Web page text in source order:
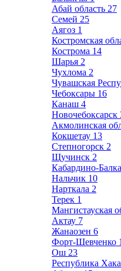
Абай область 27
Семей 25
Аягоз 1
Костромская
Кострома 14
Шарья 2
Чухлома 2
Чувашская
Чебоксары 16
Канаш 4
Новочебоксарск
Акмолинская
Кокшетау 13
Степногорск 2
Щучинск 2
Кабардино-
Нальчик 10
Нарткала 2
Терек 1
Мангистауская
Актау 7
Жанаозен 6
Форт-Шевченко 1
Ош 23
Республика